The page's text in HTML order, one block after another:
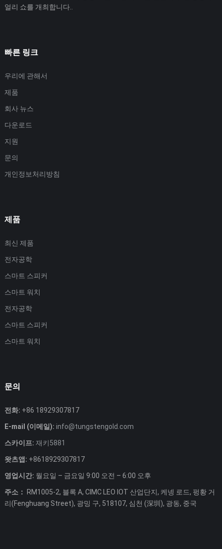
얼리 쇼를 개최합니다..
빠른 링크
우리에 관해서
제품
회사 뉴스
다운로드
지원
문의
개인정보처리방침
제품
최신 제품
전자공학
스마트 스피커
스마트 워치
전자공학
스마트 스피커
스마트 워치
문의
전화: +86 18929307817
E-mail (이메일): info@tungstengold.com
스카이프: 재키5881
왓츠앱: +8618929307817
영업시간: 월요일 – 금요일 9:00 오전 – 6:00 오후
주소：
RM1005-2, 블록 A, CIMC LEO IOT 산업단지, 케넹 로드, 펑황 거
리(Fenghuang Street), 광밍 구, 518107, 심천 (深圳), 광동, 중국